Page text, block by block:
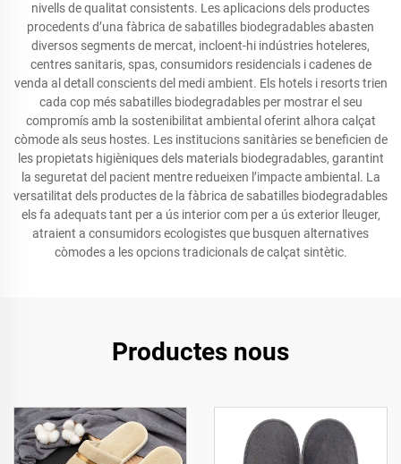
nivells de qualitat consistents. Les aplicacions dels productes
procedents d’una fàbrica de sabatilles biodegradables abasten
diversos segments de mercat, incloent-hi indústries hoteleres,
centres sanitaris, spas, consumidors residencials i cadenes de
venda al detall conscients del medi ambient. Els hotels i resorts trien
cada cop més sabatilles biodegradables per mostrar el seu
compromís amb la sostenibilitat ambiental oferint alhora calçat
còmode als seus hostes. Les institucions sanitàries se beneficien de
les propietats higièniques dels materials biodegradables, garantint
la seguretat del pacient mentre redueixen l’impacte ambiental. La
versatilitat dels productes de la fàbrica de sabatilles biodegradables
els fa adequats tant per a ús interior com per a ús exterior lleuger,
atraient a consumidors ecologistes que busquen alternatives
còmodes a les opcions tradicionals de calçat sintètic.
Productes nous